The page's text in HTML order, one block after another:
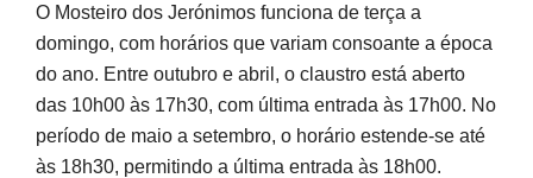
O Mosteiro dos Jerónimos funciona de terça a
domingo, com horários que variam consoante a época
do ano. Entre outubro e abril, o claustro está aberto
das 10h00 às 17h30, com última entrada às 17h00. No
período de maio a setembro, o horário estende-se até
às 18h30, permitindo a última entrada às 18h00.